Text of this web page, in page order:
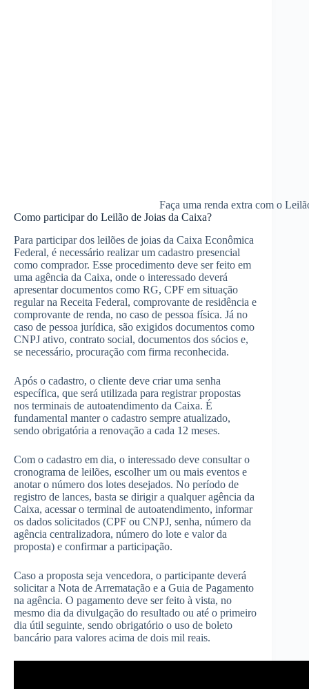
Faça uma renda extra com o
Como participar do Leilão de Joias da Caixa?
Para participar dos leilões de joias da Caixa Econômica
Federal, é necessário realizar um cadastro presencial
como comprador. Esse procedimento deve ser feito em
uma agência da Caixa, onde o interessado deverá
apresentar documentos como RG, CPF em situação
regular na Receita Federal, comprovante de residência e
comprovante de renda, no caso de pessoa física. Já no
caso de pessoa jurídica, são exigidos documentos como
CNPJ ativo, contrato social, documentos dos sócios e,
se necessário, procuração com firma reconhecida.
Após o cadastro, o cliente deve criar uma senha
específica, que será utilizada para registrar propostas
nos terminais de autoatendimento da Caixa. É
fundamental manter o cadastro sempre atualizado,
sendo obrigatória a renovação a cada 12 meses.
Com o cadastro em dia, o interessado deve consultar o
cronograma de leilões, escolher um ou mais eventos e
anotar o número dos lotes desejados. No período de
registro de lances, basta se dirigir a qualquer agência da
Caixa, acessar o terminal de autoatendimento, informar
os dados solicitados (CPF ou CNPJ, senha, número da
agência centralizadora, número do lote e valor da
proposta) e confirmar a participação.
Caso a proposta seja vencedora, o participante deverá
solicitar a Nota de Arrematação e a Guia de Pagamento
na agência. O pagamento deve ser feito à vista, no
mesmo dia da divulgação do resultado ou até o primeiro
dia útil seguinte, sendo obrigatório o uso de boleto
bancário para valores acima de dois mil reais.